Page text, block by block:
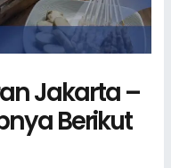
Jakarta –
Berikut